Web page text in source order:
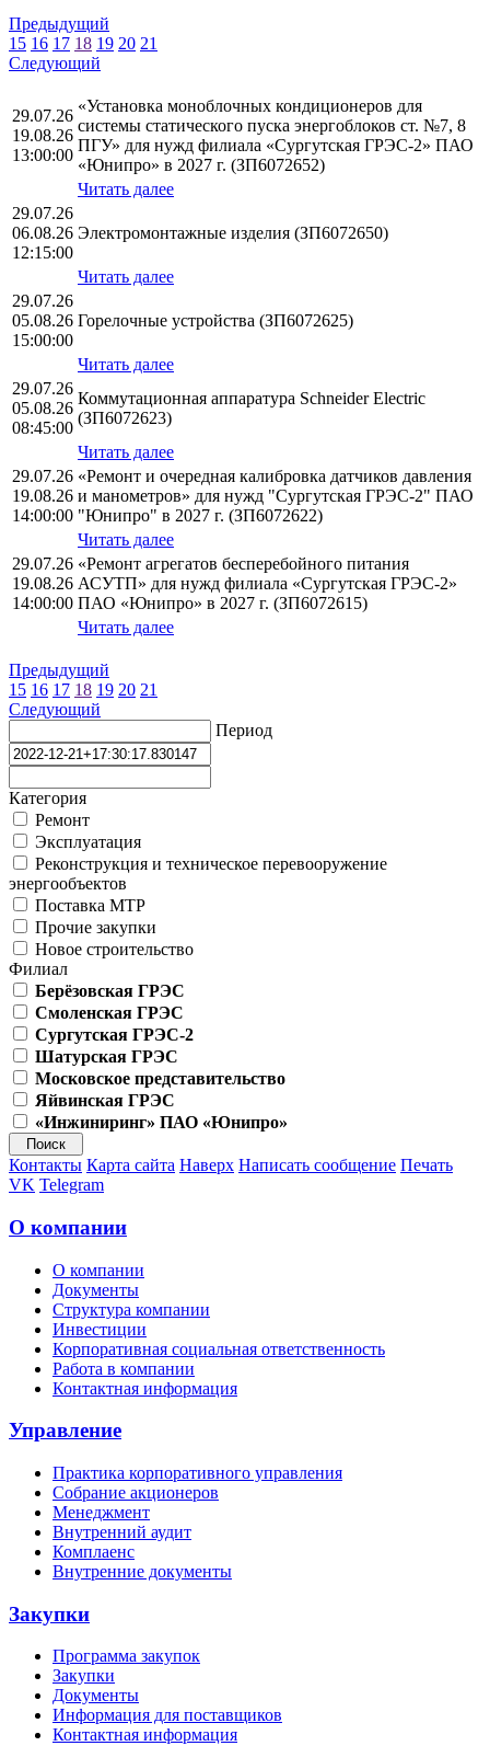
Предыдущий
15 16 17 18 19 20 21
Следующий
29.07.26
19.08.26
13:00:00
«Установка моноблочных кондиционеров для
системы статического пуска энергоблоков ст. №7, 8
ПГУ» для нужд филиала «Сургутская ГРЭС-2» ПАО
«Юнипро» в 2027 г. (ЗП6072652)
Читать далее
29.07.26
06.08.26
12:15:00
Электромонтажные изделия (ЗП6072650)
Читать далее
29.07.26
05.08.26
15:00:00
Горелочные устройства (ЗП6072625)
Читать далее
29.07.26
05.08.26
08:45:00
Коммутационная аппаратура Schneider Electric
(ЗП6072623)
Читать далее
29.07.26
19.08.26
14:00:00
«Ремонт и очередная калибровка датчиков давления
и манометров» для нужд "Сургутская ГРЭС-2" ПАО
"Юнипро" в 2027 г. (ЗП6072622)
Читать далее
29.07.26
19.08.26
14:00:00
«Ремонт агрегатов бесперебойного питания
АСУТП» для нужд филиала «Сургутская ГРЭС-2»
ПАО «Юнипро» в 2027 г. (ЗП6072615)
Читать далее
Предыдущий
15 16 17 18 19 20 21
Следующий
Период
Категория
Ремонт
Эксплуатация
Реконструкция и техническое перевооружение
энергообъектов
Поставка МТР
Прочие закупки
Новое строительство
Филиал
Берёзовская ГРЭС
Смоленская ГРЭС
Сургутская ГРЭС-2
Шатурская ГРЭС
Московское представительство
Яйвинская ГРЭС
«Инжиниринг» ПАО «Юнипро»
Контакты Карта сайта Наверх Написать сообщение Печать
VK Telegram
О компании
О компании
Документы
Структура компании
Инвестиции
Корпоративная социальная ответственность
Работа в компании
Контактная информация
Управление
Практика корпоративного управления
Собрание акционеров
Менеджмент
Внутренний аудит
Комплаенс
Внутренние документы
Закупки
Программа закупок
Закупки
Документы
Информация для поставщиков
Контактная информация